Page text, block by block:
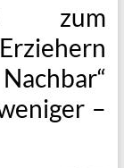
zum
–